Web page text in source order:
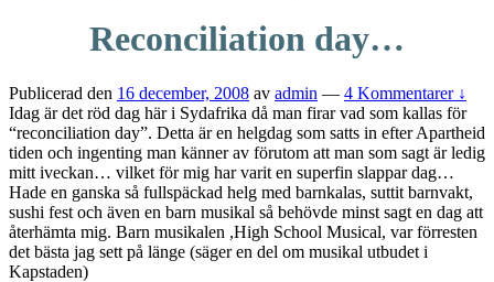
Reconciliation day…
Publicerad den 16 december, 2008 av admin — 4 Kommentarer ↓
Idag är det röd dag här i Sydafrika då man firar vad som kallas för
“reconciliation day”. Detta är en helgdag som satts in efter Apartheid
tiden och ingenting man känner av förutom att man som sagt är ledig
mitt iveckan… vilket för mig har varit en superfin slappar dag…
Hade en ganska så fullspäckad helg med barnkalas, suttit barnvakt,
sushi fest och även en barn musikal så behövde minst sagt en dag att
återhämta mig. Barn musikalen ,High School Musical, var förresten
det bästa jag sett på länge (säger en del om musikal utbudet i
Kapstaden)